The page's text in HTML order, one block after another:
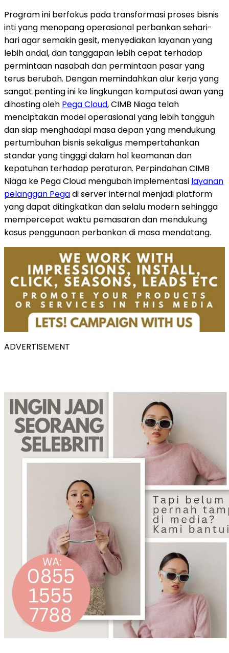
Program ini berfokus pada transformasi proses bisnis
inti yang menopang operasional perbankan sehari-
hari agar semakin gesit, menyediakan layanan yang
lebih andal, dan tanggapan lebih cepat terhadap
permintaan nasabah dan permintaan pasar yang
terus berubah. Dengan memindahkan alur kerja yang
sangat penting ini ke lingkungan komputasi awan yang
dihosting oleh Pega Cloud, CIMB Niaga telah
menciptakan model operasional yang lebih tangguh
dan siap menghadapi masa depan yang mendukung
pertumbuhan bisnis sekaligus mempertahankan
standar yang tingggi dalam hal keamanan dan
kepatuhan terhadap peraturan. Perpindahan CIMB
Niaga ke Pega Cloud mengubah implementasi layanan
pelanggan Pegadi server internal menjadi platform
yang dapat ditingkatkan dan selalu modern sehingga
mempercepat waktu pemasaran dan mendukung
kasus penggunaan perbankan di masa mendatang.
ADVERTISEMENT